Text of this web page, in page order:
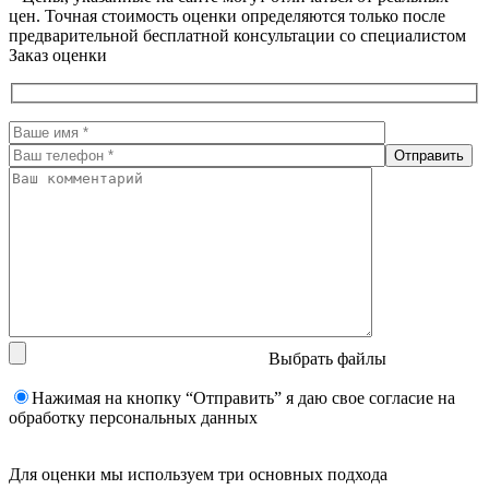
цен. Точная стоимость оценки определяются только после
предварительной бесплатной консультации со специалистом
Заказ оценки
Выбрать файлы
Нажимая на кнопку “Отправить” я даю свое согласие на
обработку персональных данных
Для оценки мы используем три основных подхода